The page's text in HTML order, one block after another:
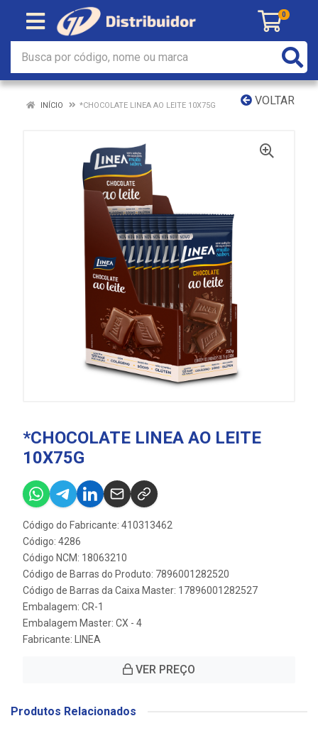
0
VOLTAR
INÍCIO *CHOCOLATE LINEA AO LEITE 10X75G
*CHOCOLATE LINEA AO LEITE
10X75G
Código do Fabricante: 410313462
Código: 4286
Código NCM: 18063210
Código de Barras do Produto: 7896001282520
Código de Barras da Caixa Master: 17896001282527
Embalagem: CR-1
Embalagem Master: CX - 4
Fabricante:
LINEA
VER PREÇO
Produtos Relacionados